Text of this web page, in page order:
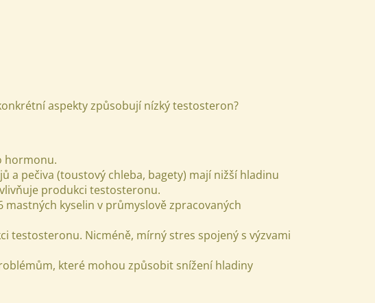
aspekty způsobují nízký testosteron?
hormonu.
a pečiva (toustový chleba, bagety) mají nižší hladinu
produkci testosteronu.
kyselin v průmyslově zpracovaných
Nicméně, mírný stres spojený s výzvami
které mohou způsobit snížení hladiny